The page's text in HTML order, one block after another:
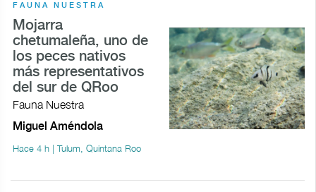
FAUNA NUESTRA
Mojarra
chetumaleña, uno de
los peces nativos
más representativos
del sur de QRoo
Fauna Nuestra
Miguel Améndola
Hace 4 h | Tulum, Quintana Roo